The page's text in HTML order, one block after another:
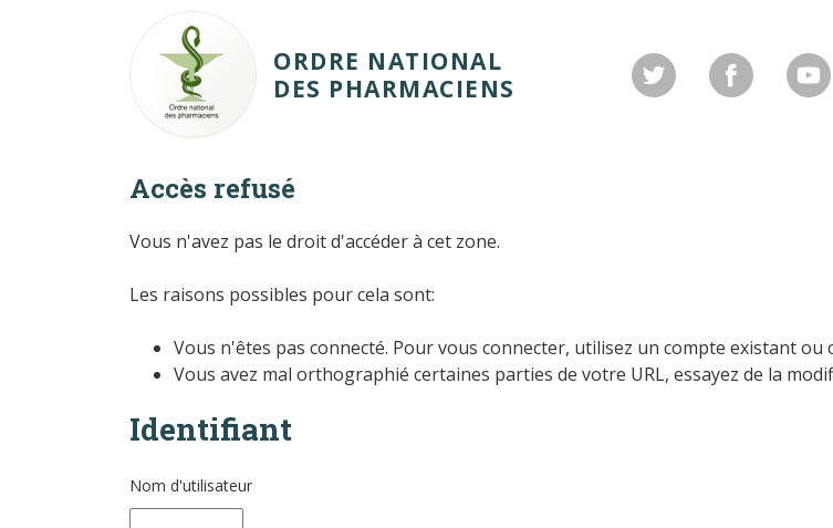
ORDRE NATIONAL
DES PHARMACIENS
Accès refusé
Vous n'avez pas le droit d'accéder à cet zone.
Les raisons possibles pour cela sont:
Vous n'êtes pas connecté. Pour vous connecter, utilisez un compte existant
Vous avez mal orthographié certaines parties de votre URL, essayez de la
Identifiant
Nom d'utilisateur